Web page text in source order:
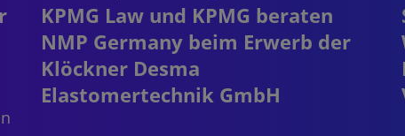
KPMG Law und KPMG beraten
NMP Germany beim Erwerb der
Klöckner Desma
Elastomertechnik GmbH